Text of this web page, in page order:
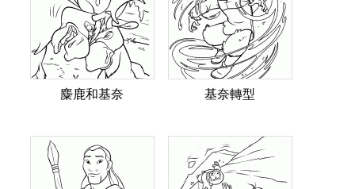
麋鹿和基奈 基奈轉型